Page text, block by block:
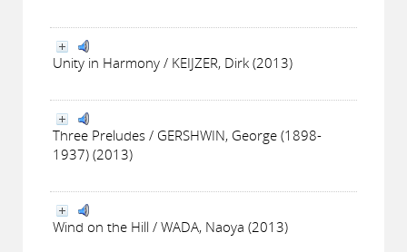
Unity in Harmony / KEIJZER, Dirk (2013)
Three Preludes / GERSHWIN, George (1898-
1937) (2013)
Wind on the Hill / WADA, Naoya (2013)